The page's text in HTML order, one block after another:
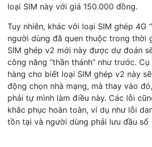
loại SIM này với giá 150.000 đồng.
Tuy nhiên, khác với loại SIM ghép 4G
người dùng đã quen thuộc trong thời
SIM ghép v2 mới này được dự đoán
công năng “thần thánh” như trước.
hàng cho biết loại SIM ghép v2 này
động chọn nhà mạng, mà thay vào
phải tự mình làm điều này. Các lỗi
khắc phục hoàn toàn, ví dụ như lỗi
tồn tại và người dùng phải lưu đầu số